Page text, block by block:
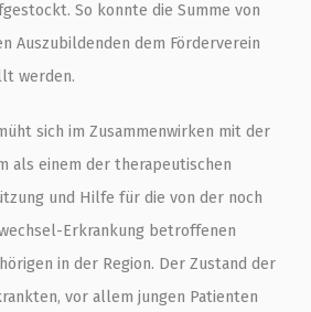
So konnte die Summe von
Auszubildenden dem Förderverein
werden.
sich im Zusammenwirken mit der
als einem der therapeutischen
und Hilfe für die von der noch
Erkrankung betroffenen
in der Region. Der Zustand der
vor allem jungen Patienten